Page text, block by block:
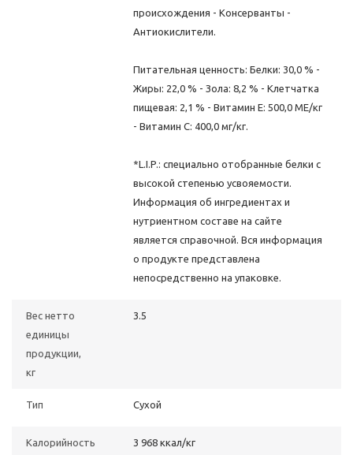
происхождения - Консерванты -
Антиокислители.
Питательная ценность: Белки: 30,0 % -
Жиры: 22,0 % - Зола: 8,2 % - Клетчатка
пищевая: 2,1 % - Витамин E: 500,0 ME/кг
- Витамин C: 400,0 мг/кг.
*L.I.P.: специально отобранные белки с
высокой степенью усвояемости.
Информация об ингредиентах и
нутриентном составе на сайте
является справочной. Вся информация
о продукте представлена
непосредственно на упаковке.
Вес нетто
единицы
продукции,
кг
3.5
Тип Сухой
Калорийность
3 968 ккал/кг